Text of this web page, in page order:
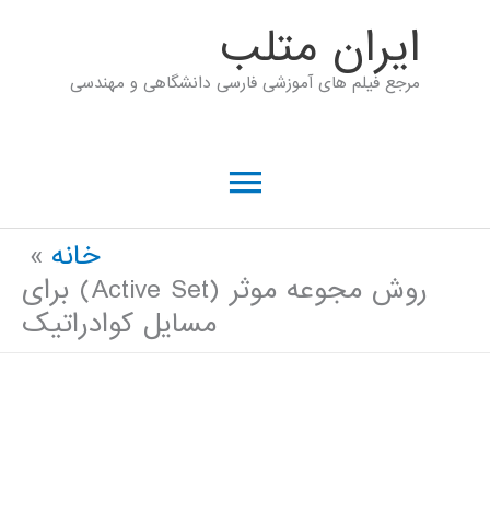
ايران متلب
مرجع فیلم های آموزشی فارسی دانشگاهی و مهندسی
فهرست
خانه
روش مجوعه موثر (Active Set) برای
مسایل کوادراتیک